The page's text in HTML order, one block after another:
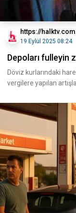
https://
19 Eylül 2025 08:24
Depoları fulleyin
Döviz kurlarındaki
vergilere yapılan